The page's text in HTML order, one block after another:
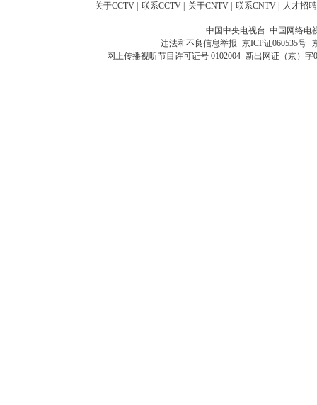
关于CCTV 联系CCTV 关于CNTV 联系CNTV 人才招聘
中国中央电视台 中国网络电
违法和不良信息举报 京ICP证060535号
网上传播视听节目许可证号 0102004 新出网证（京）